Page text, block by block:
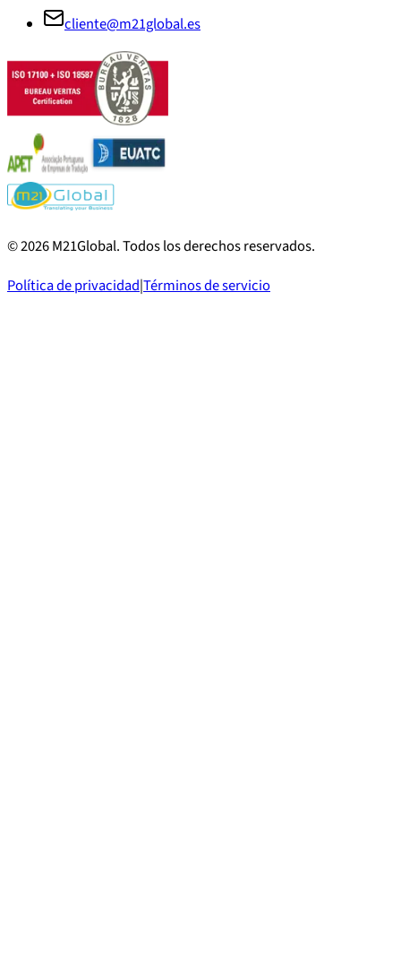
cliente@m21global.es
©2026M21Global.Todos los derechos reservados.
Política de privacidad|Términos de servicio